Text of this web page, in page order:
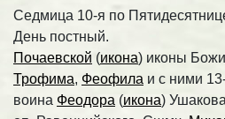
Седмица 10-я по
День постный.
Почаевской (икона) иконы
Трофима, Феофила и с ними
воина Феодора (икона)